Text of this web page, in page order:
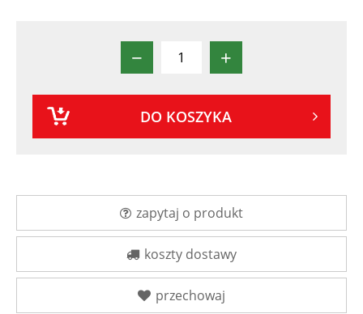
+
−
DO KOSZYKA
zapytaj o produkt
koszty dostawy
przechowaj